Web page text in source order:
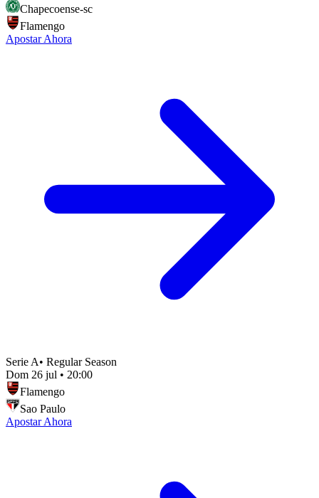
Chapecoense-sc
Flamengo
Apostar Ahora
Serie A• Regular Season
Dom 26 jul • 20:00
Flamengo
Sao Paulo
Apostar Ahora